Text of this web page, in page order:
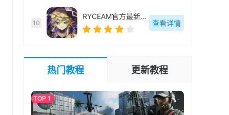
10
RYCEAM官方最新版-2.1.1
查看详情
热门教程 更新教程